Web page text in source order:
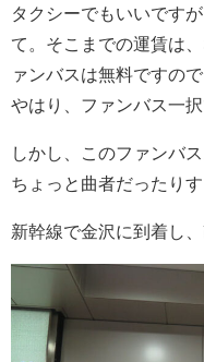
タクシーでもいいです
て。そこまでの運賃は
ァンバスは無料ですの
やはり、ファンバス一択
しかし、このファンバス
ちょっと曲者だったりす
新幹線で金沢に到着し